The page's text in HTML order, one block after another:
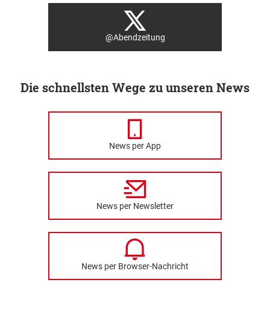
@Abendzeitung
Die schnellsten Wege zu unseren News
News per App
News per Newsletter
News per Browser-Nachricht